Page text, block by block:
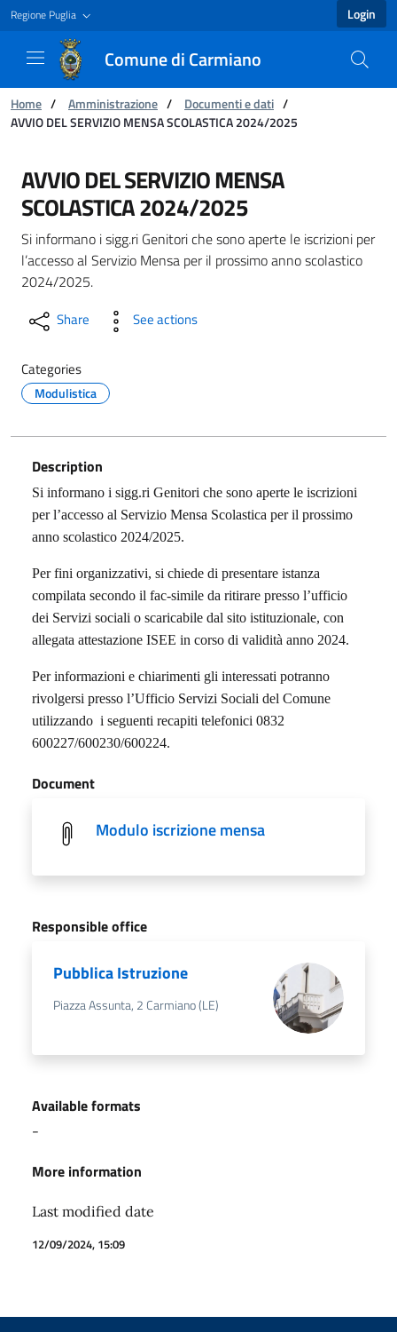
Regione Puglia Login
Comune di Carmiano
You are:
Home / Amministrazione / Documenti e dati /
AVVIO DEL SERVIZIO MENSA SCOLASTICA 2024/2025
AVVIO DEL SERVIZIO MENSA SCOLASTICA
AVVIO DEL SERVIZIO MENSA
SCOLASTICA 2024/2025
Si informano i sigg.ri Genitori che sono aperte le iscrizioni per
l’accesso al Servizio Mensa per il prossimo anno scolastico
2024/2025.
Share See actions
Categories
Modulistica
Description
Si informano i sigg.ri Genitori che sono aperte le iscrizioni
per l’accesso al Servizio Mensa Scolastica per il prossimo
anno scolastico 2024/2025.
Per fini organizzativi, si chiede di presentare istanza
compilata secondo il fac-simile da ritirare presso l’ufficio
dei Servizi sociali o scaricabile dal sito istituzionale, con
allegata attestazione ISEE in corso di validità anno 2024.
Per informazioni e chiarimenti gli interessati potranno
rivolgersi presso l’Ufficio Servizi Sociali del Comune
utilizzando i seguenti recapiti telefonici 0832
600227/600230/600224.
Document
Modulo iscrizione mensa
Responsible office
Pubblica Istruzione
Piazza Assunta, 2 Carmiano (LE)
Available formats
-
More information
Last modified date
12/09/2024, 15:09